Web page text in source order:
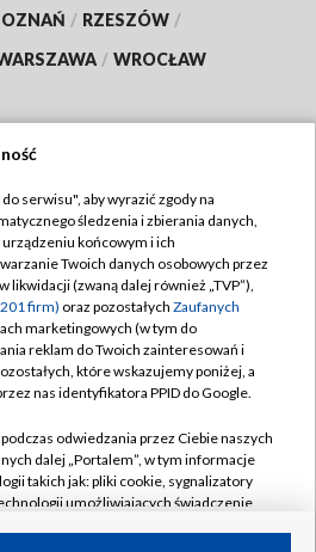
/ RZESZÓW /
/ WROCŁAW
TVP
TVP
prywatności
Moje zgody
Pomoc
Kontakt
Kanały
serwisu", aby wyrazić zgody na
śledzenia i zbierania danych,
końcowym i ich
Twoich danych osobowych przez
likwidacji (zwaną dalej również „TVP”),
firm) oraz pozostałych Zaufanych
marketingowych (w tym do
reklam do Twoich zainteresowań i
które wskazujemy poniżej, a
nas identyfikatora PPID do Google.
odwiedzania przez Ciebie naszych
dalej „Portalem”, w tym informacje
takich jak: pliki cookie, sygnalizatory
umożliwiających świadczenie